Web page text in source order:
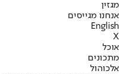
מגזין
אנחנו מגייסים
English
X
אוכל
מתכונים
אלכוהול